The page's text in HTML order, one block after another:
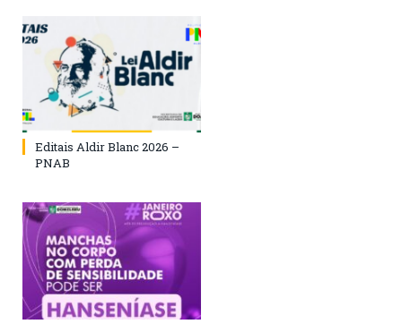
Editais Aldir Blanc 2026 –
PNAB